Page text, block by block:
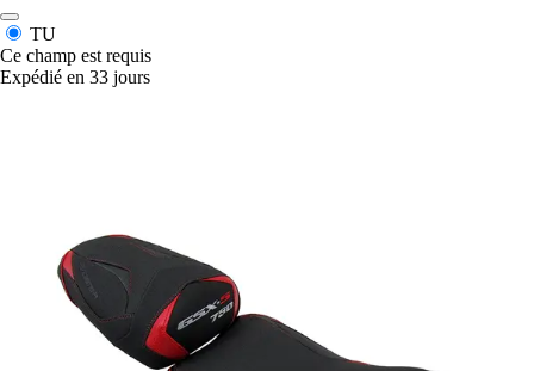
TU
Ce champ est requis
Expédié en 33 jours